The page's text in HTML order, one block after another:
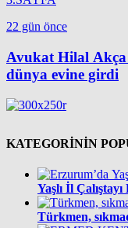
22 gün önce
Avukat Hilal
dünya evine girdi
KATEGORİNİN
Yaşlı İl
Türkmen,